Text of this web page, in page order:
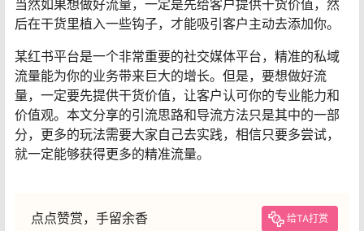
当然如果想做好流量，一定是先给客户提供干货价值，然
后在干货里植入一些钩子，才能吸引客户主动去添加你。
某红书平台是一个非常重要的社交媒体平台，精准的私域
流量能为你的业务带来巨大的增长。但是，要想做好流
量，一定要先提供干货价值，让客户认可你的专业能力和
价值观。本文分享的引流思路和导流方法只是其中的一部
分，更多的玩法需要大家自己去实践，相信只要多尝试，
就一定能够获得更多的精准流量。
点点赞赏，手留余香 给TA打赏